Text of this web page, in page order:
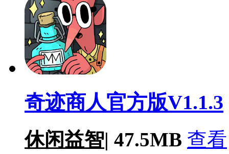
奇迹商人官方版V1.1.3
休闲益智| 47.5MB 查看